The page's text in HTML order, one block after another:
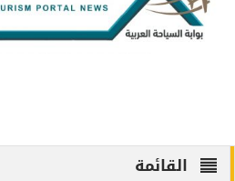
القائمة